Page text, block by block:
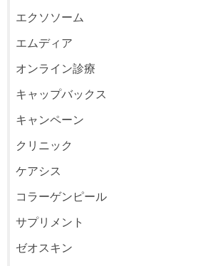
エクソソーム
エムディア
オンライン診療
キャップバックス
キャンペーン
クリニック
ケアシス
コラーゲンピール
サプリメント
ゼオスキン